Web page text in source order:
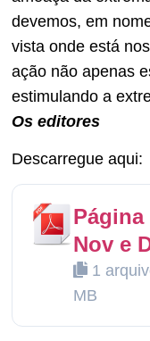
devemos, em
vista onde está
ação não apenas
estimulando a
Os editores
Descarregue aqui:
Página
Nov e
1
MB